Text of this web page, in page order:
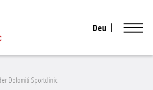
Deu
Dolomiti Sportclinic